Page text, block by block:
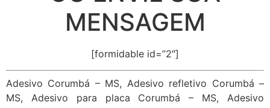
MENSAGEM
[formidable id=”2″]
Adesivo Corumbá – MS, Adesivo refletivo Corumbá –
MS, Adesivo para placa Corumbá – MS, Adesivo